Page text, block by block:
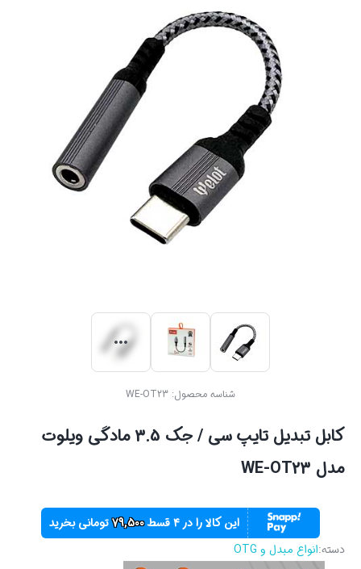
شناسه محصول: WE-OT23
کابل تبدیل تایپ سی / جک 3.5 مادگی ویلوت
مدل WE-OT23
این کالا را در ۴ قسط 79,500تومانی بخرید
دسته:انواع مبدل و OTG